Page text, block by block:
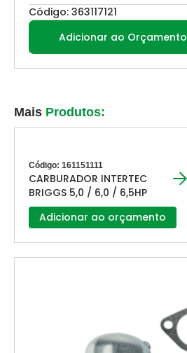
Código: 363117121
Adicionar ao Orçamento
Mais Produtos:
Código: 161151111
CARBURADOR INTERTEC
BRIGGS 5,0 / 6,0 / 6,5HP
Adicionar ao orçamento